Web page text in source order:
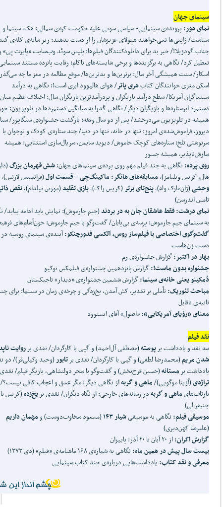
سینمای جهان
نمای دور: پرونده‌ی سینمایی- سیاسی سونی علیه حکومت کره‌ی شمالی: هک، سینما و
سیاست/ ژاپنی‌ها نمی‌خواهند هیولای عزیزشان را از دست بدهند: زیر سایه‌ی کله‌ی
جناب گودزیلا!/ خبر بد برای دانلودکنندگان فیلم‌ها: پلیس سوئد وب‌سایت «پایرت بِی»
تعطیل کرد/ نگاهی به برگزیده‌ها و برخی شایسته‌های ناکام: رقابت پانزده مستند
اسکار/ سنت همیشگی آخر سال: برترین‌ها و بدترین‌ها/ موقع مطالعه در مغز ما چه
اسکن مغزی خوانندگان کتابهری پاتر/ هوای هالیوود ابری است!: نگاهی به درآمد
سینماگران آمریکا/ سطح درآمد بازیگران و پردرآمدترین بازیگران سال: اختلاف عظیم میان
دستمزد ابرستاره‌ها و بازیگران دیگر/ نگاهی گذرا به میانگین دستمزدها در تلویزیون:
همیشه در تلویزیون می‌درخشد/ پس از دو سال وقفه: بازگشت جشنواره‌ی سنگاپور/
دیروز، فراموش‌شده‌ی امروز: تنها در خانه، تنها در دنیا/ چند ستاره‌ی کودک و نوجوان با
سرنوشتی تلخ: ستاره‌های کوچک خاموش/ دیوید سایمن، سریال‌سازی استثنایی: همیشه
سازش‌ناپذیر، همیشه جسور
روی پرده: نگاهی به چند فیلم مهم روی پرده‌ی سینماهای جهان:شش قهرمان بزرگ
هال، کریس ویلیامز)، مسابقههای هانگر: ماکینگجِی–قسمت اول(فرانسیس لارنس)،
وحشی(ژان‌مارک وله)،پنجتای برتر (کریس راک)،بازی تقلید(مورتن تیلدام)،نقص
تامس اندرسن)
نمای درشت: فقط عاشقان جان به در بردند(جیم جارموش): نمایش باید ادامه بیابد/
به سینمای جیم جارموش: پرسه‌ی بی‌پایان/ گفت‌وگو با جیم جارموش: خون‌آشام‌های
گفت‌وگوی اختصاصی با فیلم‌ساز روس، آلکسی فدورچنکو:آینده‌ی سینمای روسیه در
دست زن‌هاست
بهار در اکتبر:گزارش جشنواره‌ی رم
جشنواره بدون ماست!:گزارش پانزدهمین جشنواره‌ی فیلمکس توکیو
دُمکینو یعنی خانه‌ی سینما:گزارش ششمین جشنواره‌ی «دیدار» تاجیکستان
مباحث تئوریک:تأملی بر تقدیر، کش آمدن، یخ‌زدگی و چرخه‌ی زمان در سینما: برای
ثانیه‌ی ناقابل
معنای «رؤیای آمریکایی»:«اصول» آقای ایستوود
نقد فیلم
سه نقد و یادداشت برپوسته(مصطفی آل‌احمد) و گپی با کارگردان/ نقدی برروایت
شدن مریم(محمدرضا لطفی) و گپی با کارگردان/ نقدی برتابور(وحید وکیلی‌فر)/ دو
یادداشت بر مستانه(حسین فرح‌بخش) و گفت‌وگو با سحر دولتشاهی، بازیگر فیلم/
تراژدی(آزیتا موگویی)/ماهی و گربهاز نگاهی دیگر: مگر عشق و اعجاب کافی نیست؟/
بازتاب‌هایماهی و گربهدر رسانه‌های خارجی: از نگاه دیگران/ نقدی بریخزده(کریس
جنیفر لی)
موسیقی فیلم: نگاهی به موسیقیشیار ۱۴۳ (مسعود سخاوت‌دوست) و مهمانداریم
(علیرضا کهن‌دیری)
گزارش اکران:از ۲۰ آبان تا ۲۰ آذر: پاییزان
بیست سال پیش در همین ماه: نگاهی به شماره‌ی ۱۶۸ ماهنامه‌ی «فیلم» (دی ۱۳۷۳)
معرفی و نقد کتاب: یادداشت‌هایی درباره‌ی چند کتاب سینمایی